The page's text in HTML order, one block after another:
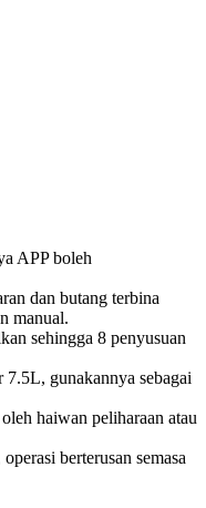
APP boleh
dan butang terbina
manual.
sehingga 8 penyusuan
gunakannya sebagai
haiwan peliharaan atau
berterusan semasa